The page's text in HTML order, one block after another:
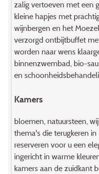
zalig vertoeven met een
kleine hapjes met
wijnbergen en het
verzorgd ontbijtbuffet
worden naar wens
binnenzwembad, bio-
en
Kamers
bloemen, natuursteen,
thema's die terugkeren
reserveren voor u een
ingericht in warme
kamers aan de zuidkant